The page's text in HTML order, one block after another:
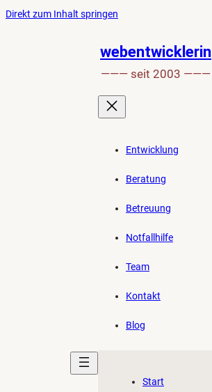
Direkt zum Inhalt springen
den
Anfang
der
Seite
springen
webentwicklerin
——— seit 2003 ———
Entwicklung
Beratung
Betreuung
Notfallhilfe
Team
Kontakt
Blog
Start